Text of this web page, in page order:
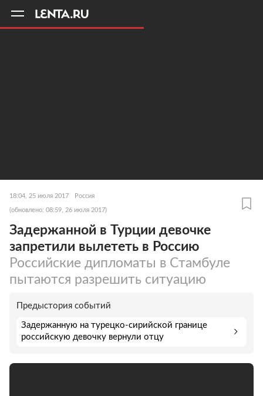
18:04, 25 июля 2017 Россия
(обновлено: 08:59, 26 июля 2017)
Задержанной в Турции девочке
запретили вылететь в Россию
Российские дипломаты в Стамбуле
пытаются разрешить ситуацию
Предыстория событий
Задержанную на турецко-сирийской границе
российскую девочку вернули отцу